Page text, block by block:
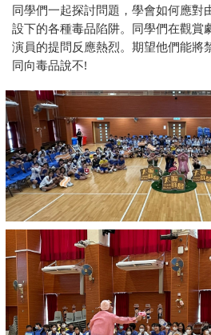
同學們一起探討問題，學會如何應對
設下的各種毒品陷阱。同學們在觀賞
演員的提問反應熱烈。期望他們能將
同向毒品說不!